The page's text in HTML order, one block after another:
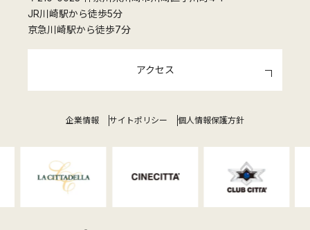
JR川崎駅から徒歩5分
京急川崎駅から徒歩7分
アクセス
企業情報 サイトポリシー 個人情報保護方針